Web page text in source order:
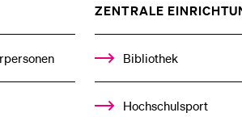
ZENTRALE
Bibliothek
Hochschulsport